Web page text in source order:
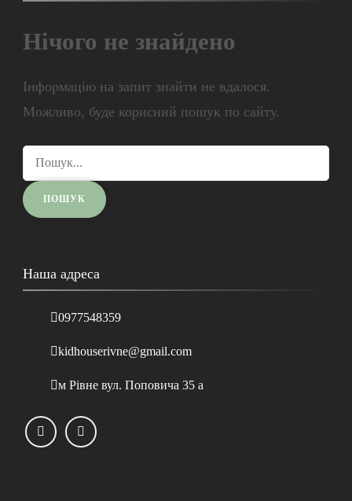
Нічого не знайдено
Інформацію на запит знайти не вдалося.
Можливо, буде корисний пошук по сайту.
Наша адреса
0977548359
kidhouserivne@gmail.com
м Рівне вул. Поповича 35 а